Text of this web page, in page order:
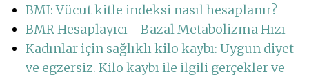
BMI: Vücut kitle indeksi nasıl hesaplanır?
BMR Hesaplayıcı - Bazal Metabolizma Hızı
Kadınlar için sağlıklı kilo kaybı: Uygun diyet
ve egzersiz. Kilo kaybı ile ilgili gerçekler ve